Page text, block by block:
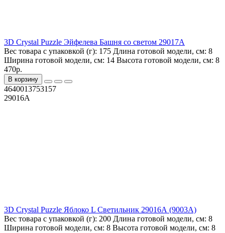
3D Crystal Puzzle Эйфелева Башня со светом 29017A
Вес товара с упаковкой (г): 175 Длина готовой модели, см: 8
Ширина готовой модели, см: 14 Высота готовой модели, см: 8
470р.
В корзину
4640013753157
29016A
3D Crystal Puzzle Яблоко L Светильник 29016А (9003A)
Вес товара с упаковкой (г): 200 Длина готовой модели, см: 8
Ширина готовой модели, см: 8 Высота готовой модели, см: 8